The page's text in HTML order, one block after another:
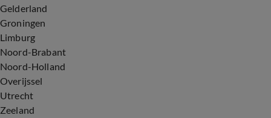
Gelderland
Groningen
Limburg
Noord-Brabant
Noord-Holland
Overijssel
Utrecht
Zeeland